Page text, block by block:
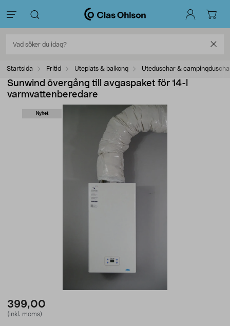
Startsida Fritid Uteplats & balkong Uteduschar &
Sunwind övergång till avgaspaket för 14-l
varmvattenberedare
Nyhet
399,00
(inkl. moms)